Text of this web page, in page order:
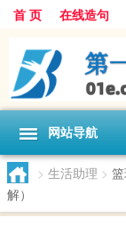
首 页 在线造句
网站导航
> 生活助理 >
解）